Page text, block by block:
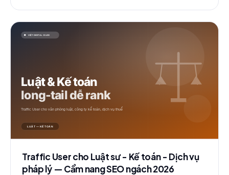
Traffic User cho Luật sư - Kế toán - Dịch vụ
pháp lý — Cẩm nang SEO ngách 2026